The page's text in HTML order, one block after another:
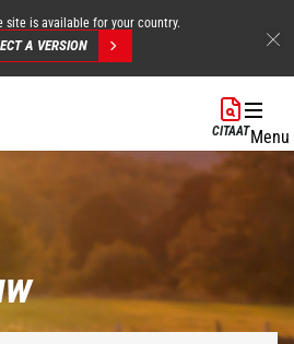
site is available for your country.
A VERSION
CITAATMenu